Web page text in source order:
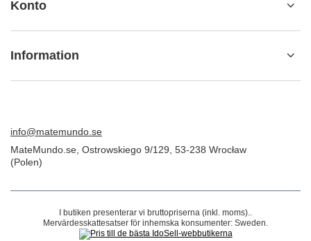
Konto
Information
info@matemundo.se
MateMundo.se Ostrowskiego 9/129 53-238 Wrocław
(Polen)
I butiken presenterar vi bruttopriserna (inkl. moms)..
Mervärdesskattesatser för inhemska konsumenter: Sweden